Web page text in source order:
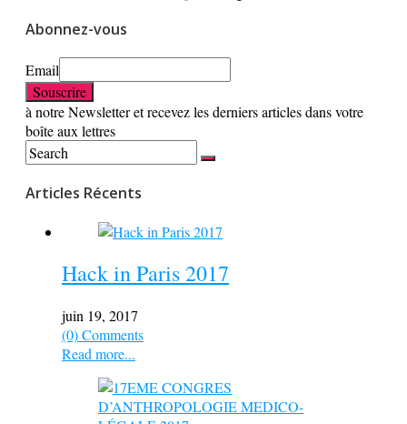
Abonnez-vous
Email
à notre Newsletter et recevez les derniers articles dans votre
boîte aux lettres
Articles Récents
Hack in Paris 2017
juin 19, 2017
(0) Comments
Read more...